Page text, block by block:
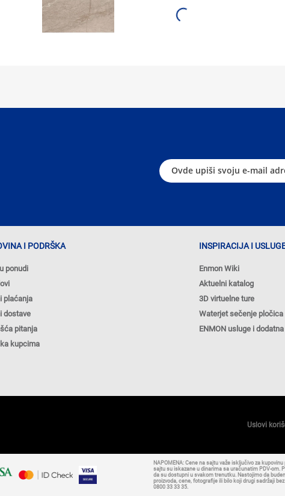
I PODRŠKA
ponudi
plaćanja
dostave
pitanja
kupcima
INSPIRACIJA I
Enmon Wiki
Aktuelni katalog
3D virtuelne ture
Waterjet sečenje pločica
ENMON usluge i
Uslovi
NAPOMENA: Cene na sajtu važe isključivo za
sajtu su iskazane u dinarima sa uračunatim PDV-om.
da su dostupni u svakom trenutku. Nastojimo da
proizvoda, cene, fotografije ili bilo koji drugi sadržaji
0800 33 33 35.